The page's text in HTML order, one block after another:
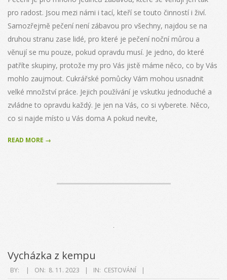
pro radost. Jsou mezi námi i tací, kteří se touto činností i živí.
Samozřejmě pečení není zábavou pro všechny, najdou se na
druhou stranu zase lidé, pro které je pečení noční můrou a
věnují se mu pouze, pokud opravdu musí. Je jedno, do které
patříte skupiny, protože my pro Vás jistě máme něco, co by Vás
mohlo zaujmout. Cukrářské pomůcky Vám mohou usnadnit
velké množství práce. Jejich používání je vskutku jednoduché a
zvládne to opravdu každý. Je jen na Vás, co si vyberete. Něco,
co si najde místo u Vás doma A pokud nevíte,
READ MORE →
Vycházka z kempu
2023-
BY: ON: 8. 11. 2023 IN: CESTOVÁNÍ